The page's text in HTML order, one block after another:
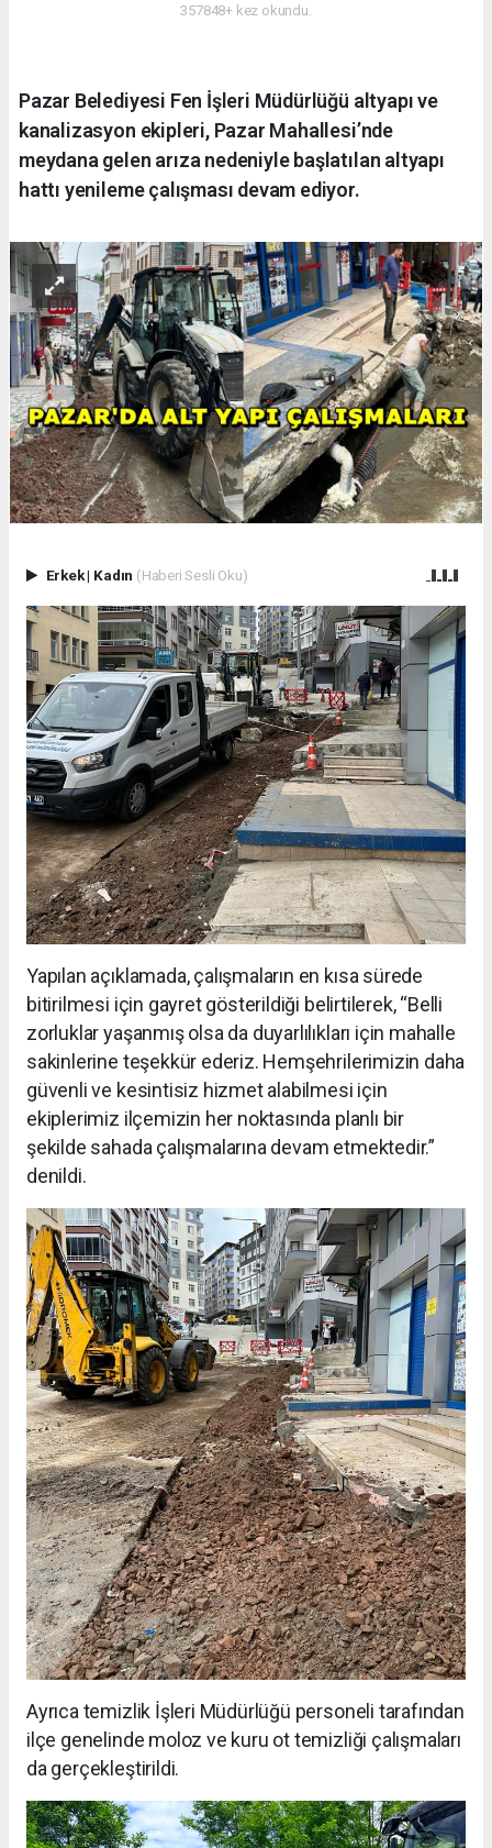
357848+ kez okundu.
Pazar Belediyesi Fen İşleri Müdürlüğü altyapı ve
kanalizasyon ekipleri, Pazar Mahallesi’nde
meydana gelen arıza nedeniyle başlatılan altyapı
hattı yenileme çalışması devam ediyor.
Erkek| Kadın (Haberi Sesli Oku)
Yapılan açıklamada, çalışmaların en kısa sürede
bitirilmesi için gayret gösterildiği belirtilerek, “Belli
zorluklar yaşanmış olsa da duyarlılıkları için mahalle
sakinlerine teşekkür ederiz. Hemşehrilerimizin daha
güvenli ve kesintisiz hizmet alabilmesi için
ekiplerimiz ilçemizin her noktasında planlı bir
şekilde sahada çalışmalarına devam etmektedir.”
denildi.
Ayrıca temizlik İşleri Müdürlüğü personeli tarafından
ilçe genelinde moloz ve kuru ot temizliği çalışmaları
da gerçekleştirildi.